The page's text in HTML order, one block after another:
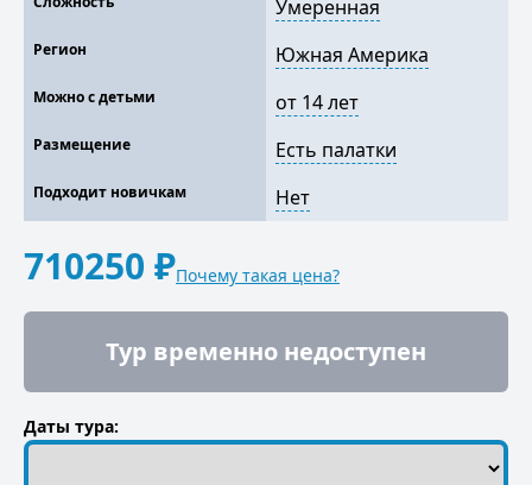
Умеренная
Регион Южная Америка
Можно с детьми от 14 лет
Размещение Есть палатки
Подходит новичкам Нет
710250 ₽Почему такая цена?
Тур временно недоступен
Даты тура: